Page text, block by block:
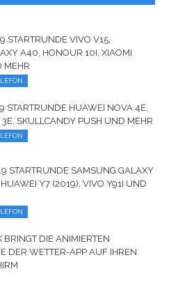
STARTRUNDE VIVO V15,
A40, HONOUR 10I, XIAOMI
MEHR
STARTRUNDE HUAWEI NOVA 4E,
SKULLCANDY PUSH UND MEHR
STARTRUNDE SAMSUNG GALAXY
Y7 (2019), VIVO Y91I UND
BRINGT DIE ANIMIERTEN
DER WETTER-APP AUF IHREN